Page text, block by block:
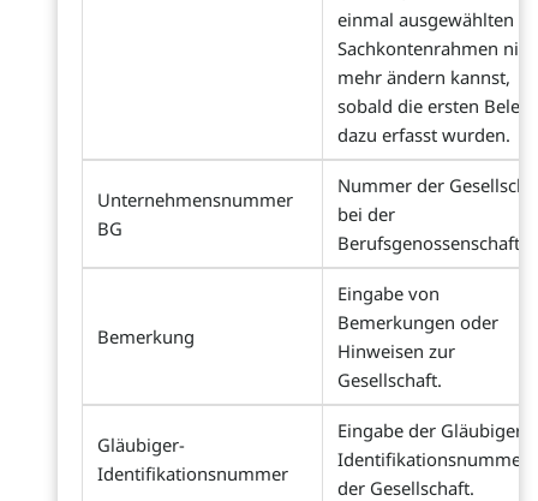
einmal ausgewählten
Sachkontenrahmen
mehr ändern kannst,
sobald die ersten
dazu erfasst wurden.
Unternehmensnummer
BG
Nummer der
bei der
Berufsgenossenschaft
Bemerkung
Eingabe von
Bemerkungen oder
Hinweisen zur
Gesellschaft.
Gläubiger-
Identifikationsnummer
Eingabe der Gläubiger-
Identifikationsnummer
der Gesellschaft.